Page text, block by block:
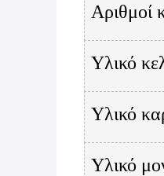
Αριθμοί
Υλικό
Υλικό
Υλικό